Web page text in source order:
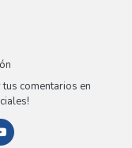
tus comentarios en